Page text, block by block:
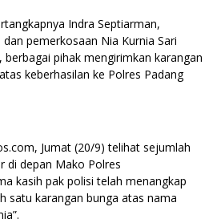
Indra Septiarman,
pemerkosaan Nia Kurnia Sari
berbagai pihak mengirimkan karangan
keberhasilan ke Polres Padang
Jumat (20/9) telihat sejumlah
di depan Mako Polres
kasih pak polisi telah menangkap
satu karangan bunga atas nama